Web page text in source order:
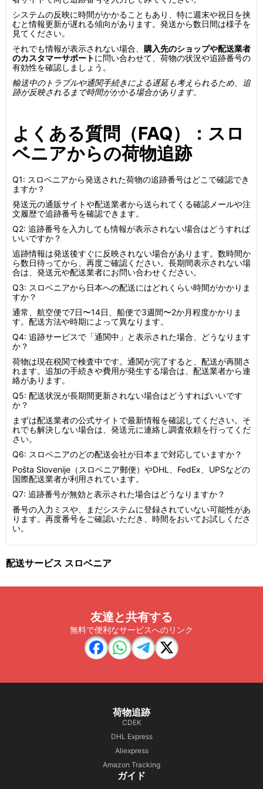
システムの反映に時間がかかることもあり、特に週末や祝日を挟
むと情報更新が遅れる傾向があります。発送から数日間は様子を
見てください。
それでも情報が表示されない場合、 購入先のショップや配送業者
のカスタマーサポートに問い合わせて、荷物の状況や追跡番号の
有効性を確認しましょう。
輸送中のトラブルや通関手続きによる遅延も考えられるため、追
跡が反映されるまで時間がかかる場合があります。
よくある質問（FAQ）：スロ
ベニアからの荷物追跡
Q1: スロベニアから発送された荷物の追跡番号はどこで確認でき
ますか？
発送元の通販サイトや配送業者から送られてくる確認メールや注
文履歴で追跡番号を確認できます。
Q2: 追跡番号を入力しても情報が表示されない場合はどうすれば
いいですか？
追跡情報は発送後すぐに反映されない場合があります。数時間か
ら数日待ってから、再度ご確認ください。長期間表示されない場
合は、発送元や配送業者にお問い合わせください。
Q3: スロベニアから日本への配送にはどれくらい時間がかかりま
すか？
通常、航空便で7日〜14日、船便で3週間〜2か月程度かかりま
す。配送方法や時期によって異なります。
Q4: 追跡サービスで「通関中」と表示された場合、どうなります
か？
荷物は現在税関で検査中です。通関が完了すると、配送が再開さ
れます。追加の手続きや費用が発生する場合は、配送業者から連
絡があります。
Q5: 配送状況が長期間更新されない場合はどうすればいいです
か？
まずは配送業者の公式サイトで最新情報を確認してください。そ
れでも解決しない場合は、発送元に連絡し調査依頼を行ってくだ
さい。
Q6: スロベニアのどの配送会社が日本まで対応していますか？
Pošta Slovenije（スロベニア郵便）やDHL、FedEx、UPSなどの
国際配送業者が利用されています。
Q7: 追跡番号が無効と表示された場合はどうなりますか？
番号の入力ミスや、まだシステムに登録されていない可能性があ
ります。再度番号をご確認いただき、時間をおいてお試しくださ
い。
配送サービス スロベニア
友達と共有する
無料で便利なサービスへのリンク
荷物追跡
CDEK
DHL Express
Aliexpress
Amazon Tracking
ガイド